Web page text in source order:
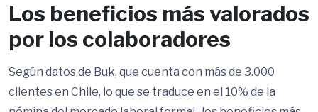
Los beneficios más valorados
por los colaboradores
Según datos de Buk, que cuenta con más de 3.000
clientes en Chile, lo que se traduce en el 10% de la